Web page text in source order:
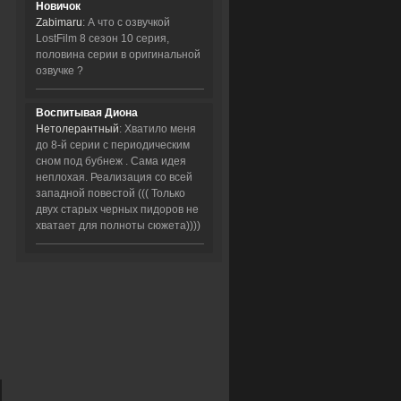
Новичок
Zabimaru: А что с озвучкой
LostFilm 8 сезон 10 серия,
половина серии в оригинальной
озвучке ?
Воспитывая Диона
Нетолерантный: Хватило меня
до 8-й серии с периодическим
сном под бубнеж . Сама идея
неплохая. Реализация со всей
западной повестой ((( Только
двух старых черных пидоров не
хватает для полноты сюжета))))